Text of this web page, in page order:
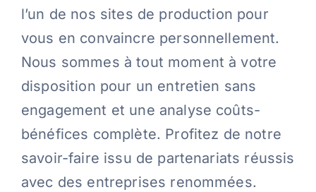
l’un de nos sites de production pour
vous en convaincre personnellement.
Nous sommes à tout moment à votre
disposition pour un entretien sans
engagement et une analyse coûts-
bénéfices complète. Profitez de notre
savoir-faire issu de partenariats réussis
avec des entreprises renommées.